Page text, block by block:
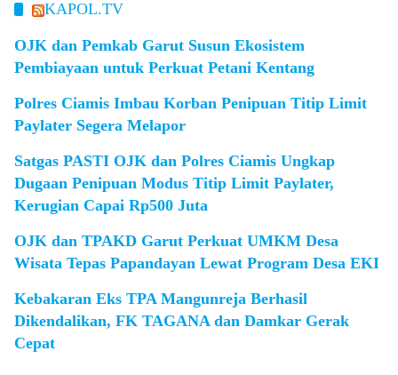
KAPOL.TV
OJK dan Pemkab Garut Susun Ekosistem
Pembiayaan untuk Perkuat Petani Kentang
Polres Ciamis Imbau Korban Penipuan Titip Limit
Paylater Segera Melapor
Satgas PASTI OJK dan Polres Ciamis Ungkap
Dugaan Penipuan Modus Titip Limit Paylater,
Kerugian Capai Rp500 Juta
OJK dan TPAKD Garut Perkuat UMKM Desa
Wisata Tepas Papandayan Lewat Program Desa EKI
Kebakaran Eks TPA Mangunreja Berhasil
Dikendalikan, FK TAGANA dan Damkar Gerak
Cepat